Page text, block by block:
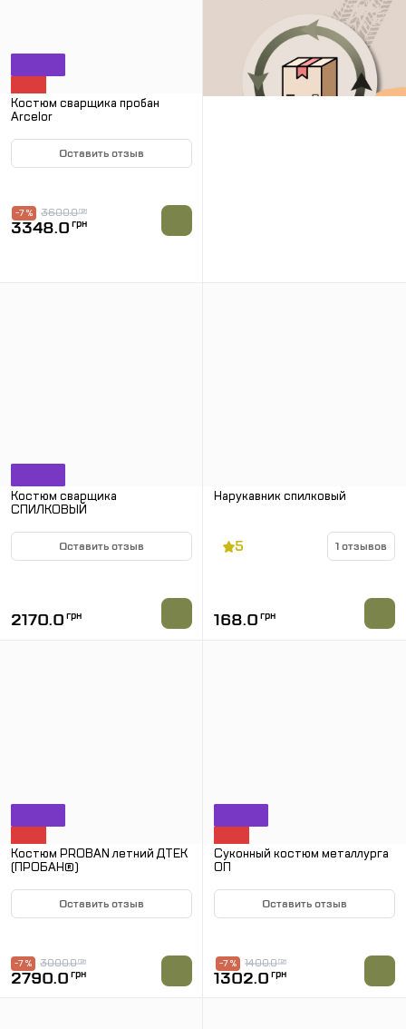
Костюм сварщика пробан
Arcelor
Оставить отзыв
3600.0грн
-7 %
3348.0 грн
Костюм сварщика
СПИЛКОВЫЙ
Оставить отзыв
2170.0 грн
Нарукавник спилковый
5 1 отзывов
168.0 грн
Костюм PROBAN летний ДТЕК
(ПРОБАН®)
Оставить отзыв
3000.0грн
-7 %
2790.0 грн
Суконный костюм металлурга
ОП
Оставить отзыв
1400.0грн
-7 %
1302.0 грн